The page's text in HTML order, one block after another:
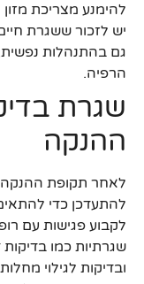
להימנע מצריכת מזון
יש לזכור ששגרת
גם בהתנהלות
הרפיה.
שגרת
ההנקה
לאחר תקופת
להתעדכן כדי
לקבוע פגישות עם
שגרתיות כמו
ובדיקות לגילוי